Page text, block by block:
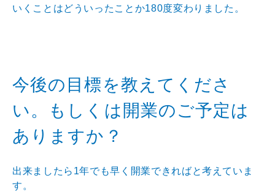
いくことはどういったことか180度変わりました。
今後の目標を教えてくださ
い。もしくは開業のご予定は
ありますか？
出来ましたら1年でも早く開業できればと考えていま
す。